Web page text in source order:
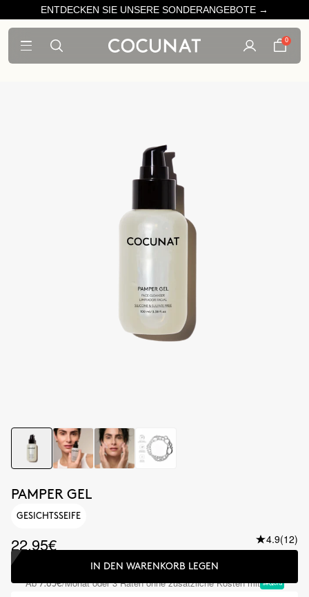
ENTDECKEN SIE UNSERE SONDERANGEBOTE →
0
PAMPER GEL
GESICHTSSEIFE
22.95€ 4.9(12)
IN DEN WARENKORB LEGEN
Ab7.65€/Monat oder 3 Raten ohne zusätzliche Kosten mit